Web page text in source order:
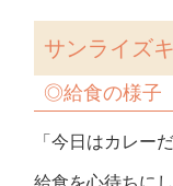
サンライズ
◎給食の様子
「今日はカレー